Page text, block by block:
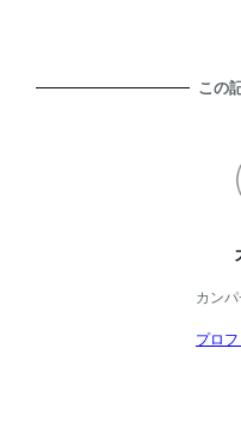
この
カンパ
プロ